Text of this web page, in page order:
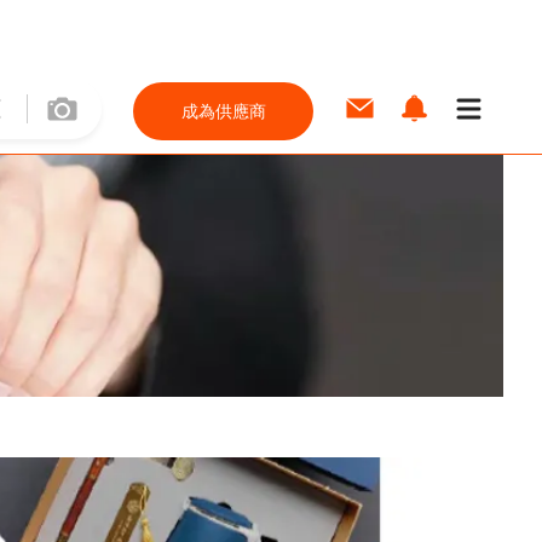
成為供應商